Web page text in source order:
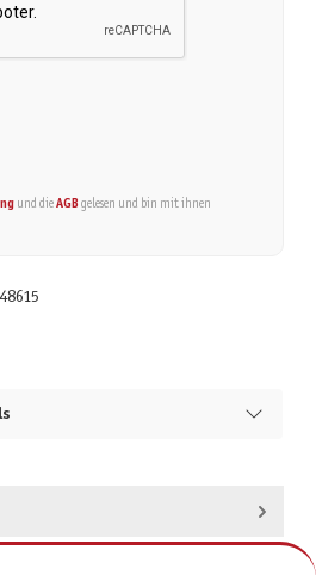
und die AGBgelesen und bin mit ihnen